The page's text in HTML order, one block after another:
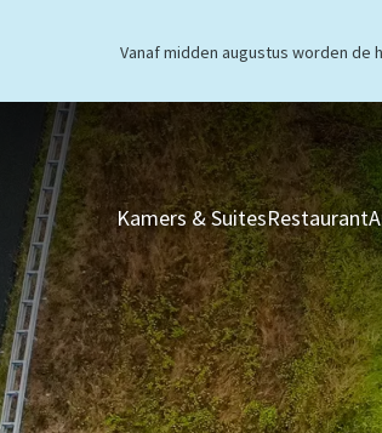
Vanaf midden augustus worden
Kamers & SuitesRestaurant